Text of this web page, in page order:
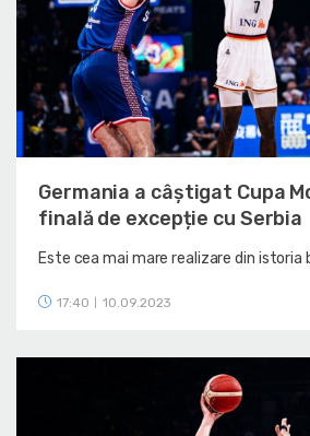
Germania a câștigat Cupa
finală de excepție cu Serbia
Este cea mai mare realizare din istoria
17:40 10.09.2023